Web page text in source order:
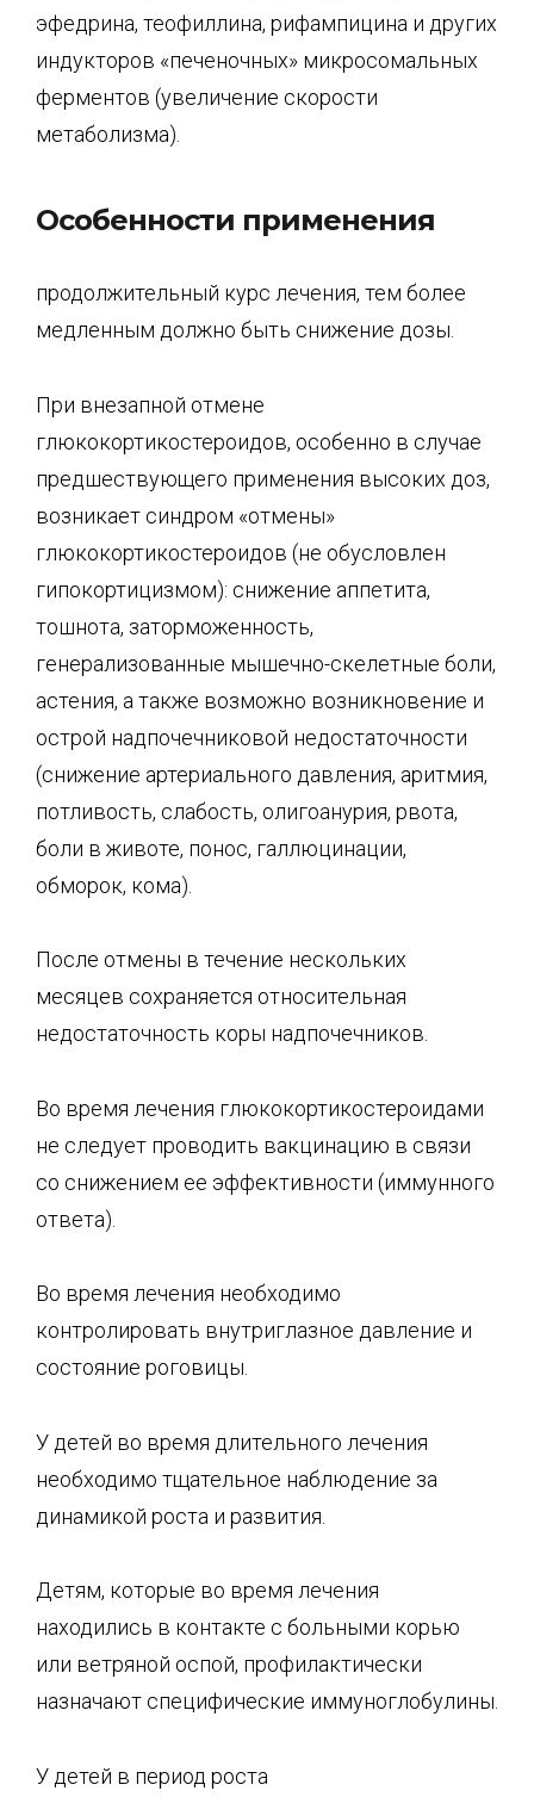
эфедрина, теофиллина, рифампицина и других
индукторов «печеночных» микросомальных
ферментов (увеличение скорости
метаболизма).
Особенности применения
продолжительный курс лечения, тем более
медленным должно быть снижение дозы.
При внезапной отмене
глюкокортикостероидов, особенно в случае
предшествующего при­менения высоких доз,
возникает синдром «отмены»
глюкокортикостероидов (не обуслов­лен
гипокортицизмом): снижение аппетита,
тошнота, заторможенность,
генерализованные мышечно-скелетные боли,
астения, а также возможно возникновение и
острой надпочеч­никовой недостаточности
(снижение артериального давления, аритмия,
потливость, сла­бость, олигоанурия, рвота,
боли в животе, понос, галлюцинации,
обморок, кома).
После отмены в течение нескольких
месяцев сохраняется относительная
недостаточность коры надпочечников.
Во время лечения глюкокортикостероидами
не следует проводить вакцинацию в связи
со снижением ее эффективности (иммунного
ответа).
Во время лечения необходимо
контролировать внутриглазное давление и
состояние рого­вицы.
У детей во время длительного лечения
необходимо тщательное наблюдение за
динамикой роста и развития.
Детям, которые во время лечения
находились в контакте с больными корью
или ветряной оспой, профилактически
назначают специфические иммуноглобулины.
У детей в период роста